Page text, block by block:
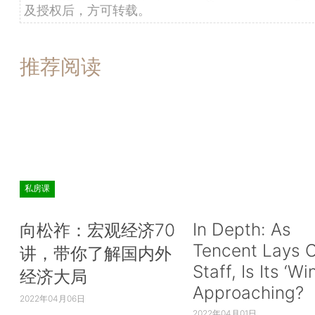
及授权后，方可转载。
推荐阅读
私房课
向松祚：宏观经济70
讲，带你了解国内外
经济大局
2022年04月06日
In Depth: As
Tencent Lays
Staff, Is Its
Approaching?